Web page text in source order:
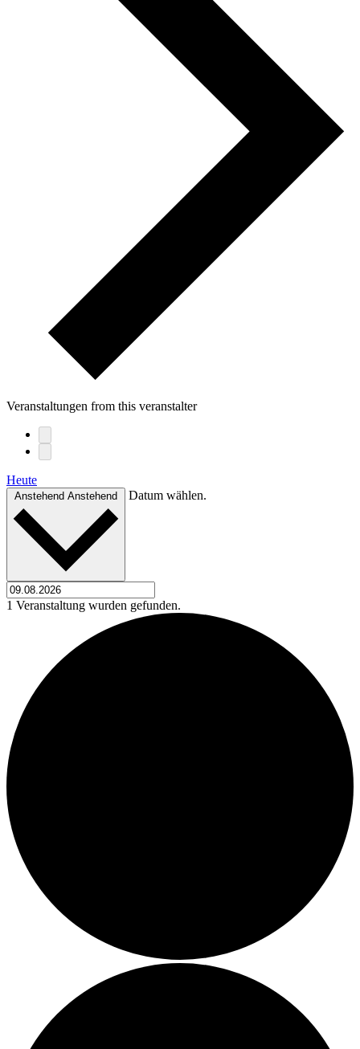
Veranstaltungen from this veranstalter
Heute
Anstehend Anstehend Datum wählen.
1 Veranstaltung wurden gefunden.